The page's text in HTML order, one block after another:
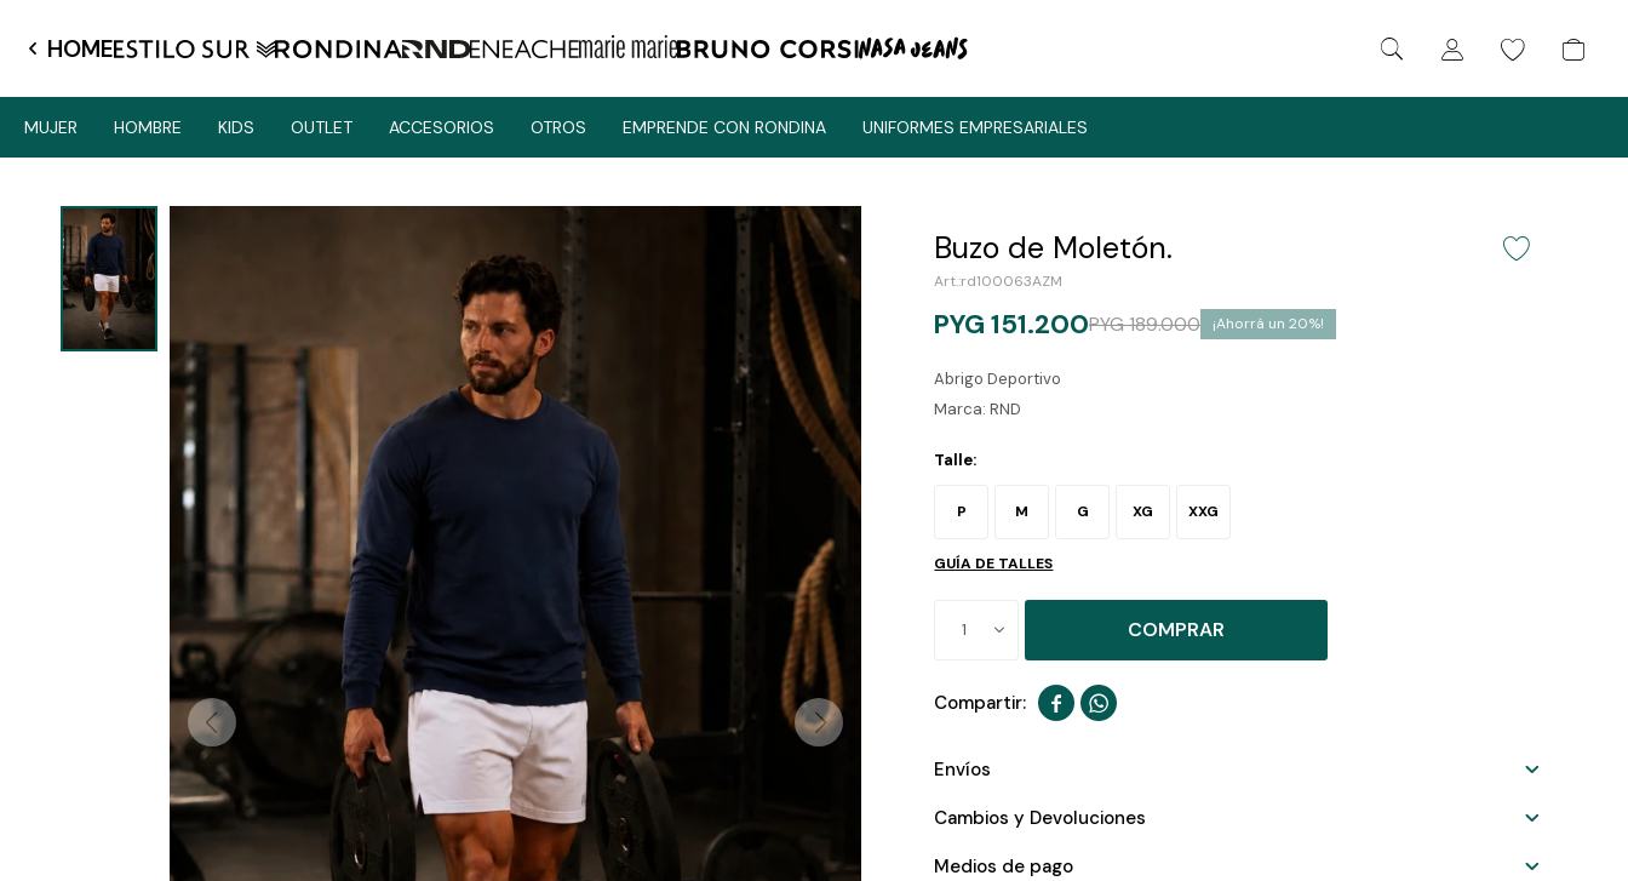
HOME
MUJER HOMBRE KIDS OUTLET ACCESORIOS OTROS EMPRENDE CON RONDINA UNIFORMES EMPRESARIALES
Buzo de Moletón.
rd100063AZM
PYG 151.200PYG189.000 20
Abrigo Deportivo
Marca: RND
Talle:
P M G XG XXG
GUÍA DE TALLES
1 COMPRAR
 
Envíos
Cambios y Devoluciones
Medios de pago